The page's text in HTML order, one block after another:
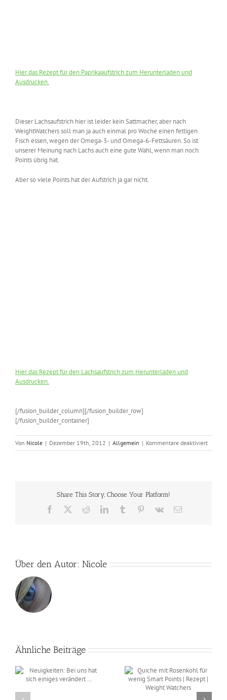
Hier das Rezept für den Paprikaaufstrich zum Herunterladen und
Ausdrucken.
Dieser Lachsaufstrich hier ist leider kein Sattmacher, aber nach
WeightWatchers soll man ja auch einmal pro Woche einen fettigen
Fisch essen, wegen der Omega-3- und Omega-6-Fettsäuren. So ist
unserer Meinung nach Lachs auch eine gute Wahl, wenn man noch
Points übrig hat.
Aber so viele Points hat der Aufstrich ja gar nicht.
Hier das Rezept für den Lachsaufstrich zum Herunterladen und
Ausdrucken.
[/fusion_builder_column][/fusion_builder_row]
[/fusion_builder_container]
Von Nicole | Dezember 19th, 2012 | Allgemein | Kommentare deaktiviertfür
Leckere
Share This Story, Choose Your Platform!
Facebook RedditLinkedInTumblr Pinterest
Vk
E-
Über den Autor: Nicole
Ähnliche Beiträge
Quiche mit Rosenkohl
für wenig Smart Points
Gefüllte Paprika als